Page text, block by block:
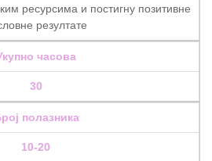
ресурсима и постигну позитивне
резултате
часова
30
полазника
10-20